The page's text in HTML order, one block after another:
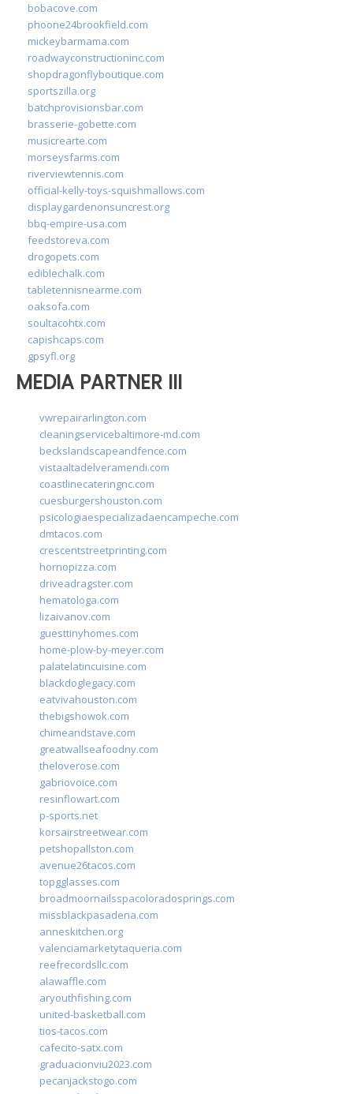
bobacove.com
phoone24brookfield.com
mickeybarmama.com
roadwayconstructioninc.com
shopdragonflyboutique.com
sportszilla.org
batchprovisionsbar.com
brasserie-gobette.com
musicrearte.com
morseysfarms.com
riverviewtennis.com
official-kelly-toys-squishmallows.com
displaygardenonsuncrest.org
bbq-empire-usa.com
feedstoreva.com
drogopets.com
ediblechalk.com
tabletennisnearme.com
oaksofa.com
soultacohtx.com
capishcaps.com
gpsyfl.org
MEDIA PARTNER III
vwrepairarlington.com
cleaningservicebaltimore-md.com
beckslandscapeandfence.com
vistaaltadelveramendi.com
coastlinecateringnc.com
cuesburgershouston.com
psicologiaespecializadaencampeche.com
dmtacos.com
crescentstreetprinting.com
hornopizza.com
driveadragster.com
hematologa.com
lizaivanov.com
guesttinyhomes.com
home-plow-by-meyer.com
palatelatincuisine.com
blackdoglegacy.com
eatvivahouston.com
thebigshowok.com
chimeandstave.com
greatwallseafoodny.com
theloverose.com
gabriovoice.com
resinflowart.com
p-sports.net
korsairstreetwear.com
petshopallston.com
avenue26tacos.com
topgglasses.com
broadmoornailsspacoloradosprings.com
missblackpasadena.com
anneskitchen.org
valenciamarketytaqueria.com
reefrecordsllc.com
alawaffle.com
aryouthfishing.com
united-basketball.com
tios-tacos.com
cafecito-satx.com
graduacionviu2023.com
pecanjackstogo.com